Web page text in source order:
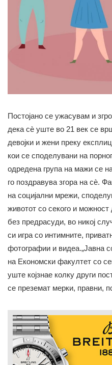
Постојано се ужасувам и
дека сè уште во 21 век се
девојки и жени преку
кои се споделувани на
одредена група на мажи се
го поздравува згора на сè.
на социјални мрежи,
животот со секого и
без предрасуди, во никој
си игра со интимните,
фотографии и видеа.„Јавна
на Економски факултет со
уште којзнае колку други
се преземат мерки, правни,